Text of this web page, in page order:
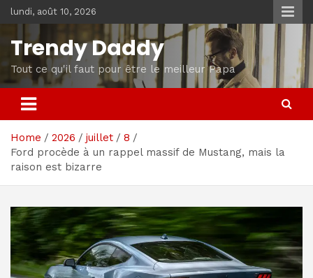
Skip
to
content
lundi, août 10, 2026
Trendy Daddy
Tout ce qu'il faut pour être le meilleur Papa
Home 2026 juillet
8
Ford procède à un rappel massif de Mustang, mais la
raison est bizarre